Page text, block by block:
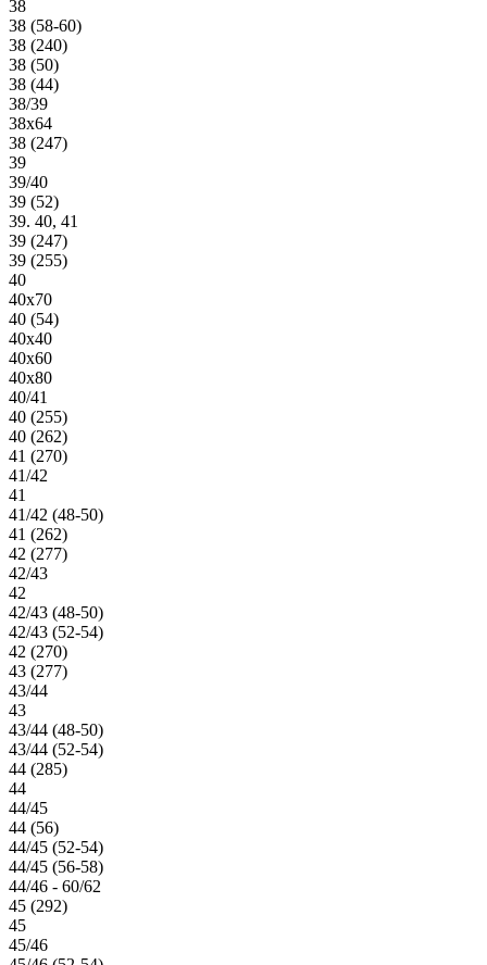
38
38 (58-60)
38 (240)
38 (50)
38 (44)
38/39
38х64
38 (247)
39
39/40
39 (52)
39. 40, 41
39 (247)
39 (255)
40
40х70
40 (54)
40х40
40х60
40х80
40/41
40 (255)
40 (262)
41 (270)
41/42
41
41/42 (48-50)
41 (262)
42 (277)
42/43
42
42/43 (48-50)
42/43 (52-54)
42 (270)
43 (277)
43/44
43
43/44 (48-50)
43/44 (52-54)
44 (285)
44
44/45
44 (56)
44/45 (52-54)
44/45 (56-58)
44/46 - 60/62
45 (292)
45
45/46